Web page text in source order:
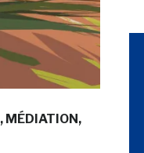
MÉDIATION